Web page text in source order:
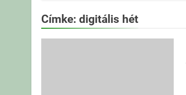
Címke: digitális hét